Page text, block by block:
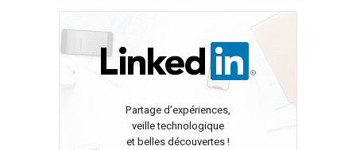
Partage d'expériences,
veille technologique
et belles découvertes !